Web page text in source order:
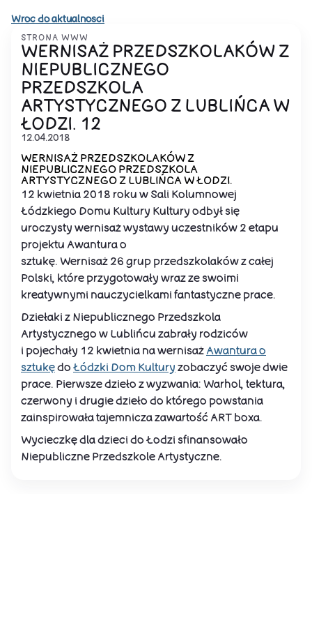
Wroc do aktualnosci
STRONA WWW
WERNISAŻ PRZEDSZKOLAKÓW Z
NIEPUBLICZNEGO
PRZEDSZKOLA
ARTYSTYCZNEGO Z LUBLIŃCA W
ŁODZI. 12
12.04.2018
WERNISAŻ PRZEDSZKOLAKÓW Z
NIEPUBLICZNEGO PRZEDSZKOLA
ARTYSTYCZNEGO Z LUBLIŃCA W ŁODZI.
12 kwietnia 2018 roku w Sali Kolumnowej
Łódzkiego Domu Kultury Kultury odbył się
uroczysty wernisaż wystawy uczestników 2 etapu
projektu Awantura o
sztukę. Wernisaż 26 grup przedszkolaków z całej
Polski, które przygotowały wraz ze swoimi
kreatywnymi nauczycielkami fantastyczne prace.
Dziełaki z Niepublicznego Przedszkola
Artystycznego w Lublińcu zabrały rodziców
i pojechały 12 kwietnia na wernisażAwantura o
sztukędo Łódzki Dom Kultury zobaczyć swoje dwie
prace. Pierwsze dzieło z wyzwania: Warhol, tektura,
czerwony i drugie dzieło do którego powstania
zainspirowała tajemnicza zawartość ART boxa.
Wycieczkę dla dzieci do Łodzi sfinansowało
Niepubliczne Przedszkole Artystyczne.